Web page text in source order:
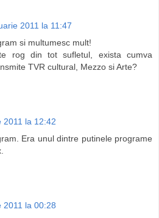
2011 la 11:47
si multumesc mult!
rog din tot sufletul, exista cumva
TVR cultural, Mezzo si Arte?
2011 la 12:42
Era unul dintre putinele programe
2011 la 00:28